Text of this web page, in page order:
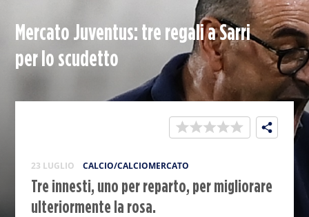
Mercato Juventus: tre regali a Sarri
per lo scudetto
23 LUGLIO CALCIO/CALCIOMERCATO
Tre innesti, uno per reparto, per migliorare
ulteriormente la rosa.